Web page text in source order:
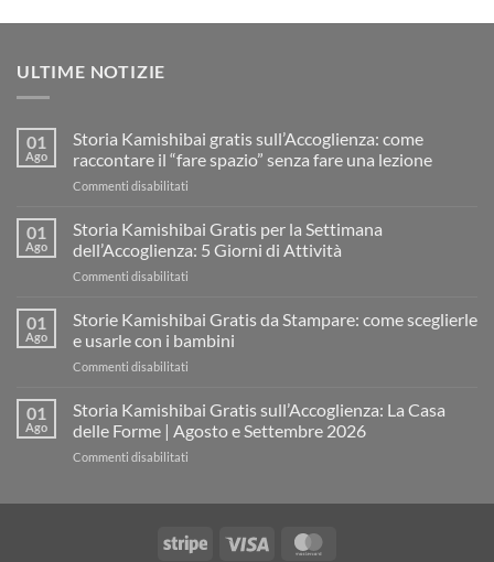
ULTIME NOTIZIE
01
Ago
Storia Kamishibai gratis sull’Accoglienza: come
raccontare il “fare spazio” senza fare una lezione
Commenti disabilitati
Kamishibai
sull’Accoglienza:
il
“fare
una
lezione
01
Ago
Storia Kamishibai Gratis per la Settimana
dell’Accoglienza: 5 Giorni di Attività
Commenti disabilitati
Kamishibai
per
dell’Accoglienza:
Giorni
01
Ago
Storie Kamishibai Gratis da Stampare: come sceglierle
e usarle con i bambini
Commenti disabilitati
Kamishibai
da
usarle
con
01
Ago
Storia Kamishibai Gratis sull’Accoglienza: La Casa
delle Forme | Agosto e Settembre 2026
Commenti disabilitati
La Stripe Visa